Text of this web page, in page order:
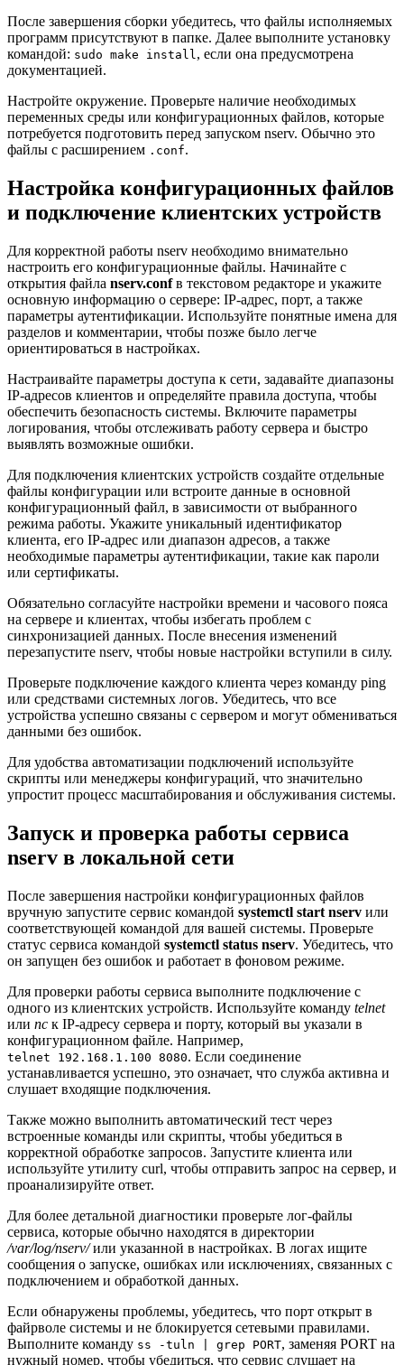
После завершения сборки убедитесь, что файлы исполняемых
программ присутствуют в папке. Далее выполните установку
командой: sudo make install, если она предусмотрена
документацией.
Настройте окружение. Проверьте наличие необходимых
переменных среды или конфигурационных файлов, которые
потребуется подготовить перед запуском nserv. Обычно это
файлы с расширением .conf.
Настройка конфигурационных файлов
и подключение клиентских устройств
Для корректной работы nserv необходимо внимательно
настроить его конфигурационные файлы. Начинайте с
открытия файла nserv.confв текстовом редакторе и укажите
основную информацию о сервере: IP-адрес, порт, а также
параметры аутентификации. Используйте понятные имена для
разделов и комментарии, чтобы позже было легче
ориентироваться в настройках.
Настраивайте параметры доступа к сети, задавайте диапазоны
IP-адресов клиентов и определяйте правила доступа, чтобы
обеспечить безопасность системы. Включите параметры
логирования, чтобы отслеживать работу сервера и быстро
выявлять возможные ошибки.
Для подключения клиентских устройств создайте отдельные
файлы конфигурации или встроите данные в основной
конфигурационный файл, в зависимости от выбранного
режима работы. Укажите уникальный идентификатор
клиента, его IP-адрес или диапазон адресов, а также
необходимые параметры аутентификации, такие как пароли
или сертификаты.
Обязательно согласуйте настройки времени и часового пояса
на сервере и клиентах, чтобы избегать проблем с
синхронизацией данных. После внесения изменений
перезапустите nserv, чтобы новые настройки вступили в силу.
Проверьте подключение каждого клиента через команду ping
или средствами системных логов. Убедитесь, что все
устройства успешно связаны с сервером и могут обмениваться
данными без ошибок.
Для удобства автоматизации подключений используйте
скрипты или менеджеры конфигураций, что значительно
упростит процесс масштабирования и обслуживания системы.
Запуск и проверка работы сервиса
nserv в локальной сети
После завершения настройки конфигурационных файлов
вручную запустите сервис командой systemctl start nserv или
соответствующей командой для вашей системы. Проверьте
статус сервиса командой systemctl status nserv. Убедитесь, что
он запущен без ошибок и работает в фоновом режиме.
Для проверки работы сервиса выполните подключение с
одного из клиентских устройств. Используйте команду telnet
или nc к IP-адресу сервера и порту, который вы указали в
конфигурационном файле. Например,
telnet 192.168.1.100 8080. Если соединение
устанавливается успешно, это означает, что служба активна и
слушает входящие подключения.
Также можно выполнить автоматический тест через
встроенные команды или скрипты, чтобы убедиться в
корректной обработке запросов. Запустите клиента или
используйте утилиту curl, чтобы отправить запрос на сервер, и
проанализируйте ответ.
Для более детальной диагностики проверьте лог-файлы
сервиса, которые обычно находятся в директории
/var/log/nserv/или указанной в настройках. В логах ищите
сообщения о запуске, ошибках или исключениях, связанных с
подключением и обработкой данных.
Если обнаружены проблемы, убедитесь, что порт открыт в
файрволе системы и не блокируется сетевыми правилами.
Выполните команду ss -tuln | grep PORT, заменяя PORT на
нужный номер, чтобы убедиться, что сервис слушает на